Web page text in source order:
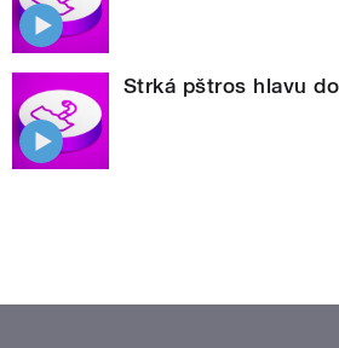
Strká pštros hlavu